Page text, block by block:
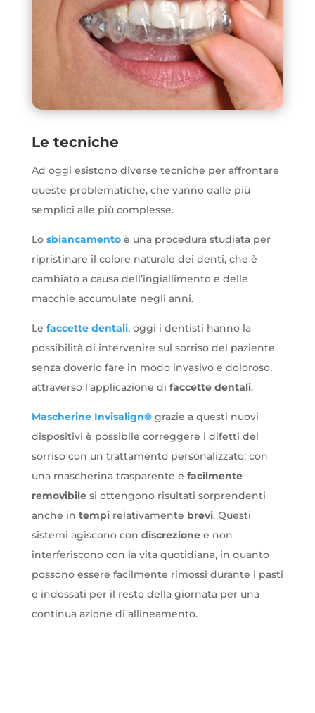
Le tecniche
Ad oggi esistono diverse tecniche per affrontare
queste problematiche, che vanno dalle più
semplici alle più complesse.
Lo sbiancamentoè una procedura studiata per
ripristinare il colore naturale dei denti, che è
cambiato a causa dell’ingiallimento e delle
macchie accumulate negli anni.
Le faccette dentali, oggi i dentisti hanno la
possibilità di intervenire sul sorriso del paziente
senza doverlo fare in modo invasivo e doloroso,
attraverso l’applicazione di faccette dentali.
Mascherine Invisalign® grazie a questi nuovi
dispositivi è possibile correggere i difetti del
sorriso con un trattamento personalizzato: con
una mascherina trasparente e facilmente
removibilesi ottengono risultati sorprendenti
anche in tempirelativamente brevi. Questi
sistemi agiscono con discrezionee non
interferiscono con la vita quotidiana, in quanto
possono essere facilmente rimossi durante i pasti
e indossati per il resto della giornata per una
continua azione di allineamento.